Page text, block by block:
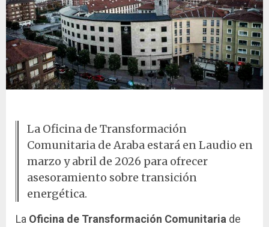
La Oficina de Transformación
Comunitaria de Araba estará en Laudio en
marzo y abril de 2026 para ofrecer
asesoramiento sobre transición
energética.
La Oficina de Transformación Comunitaria de